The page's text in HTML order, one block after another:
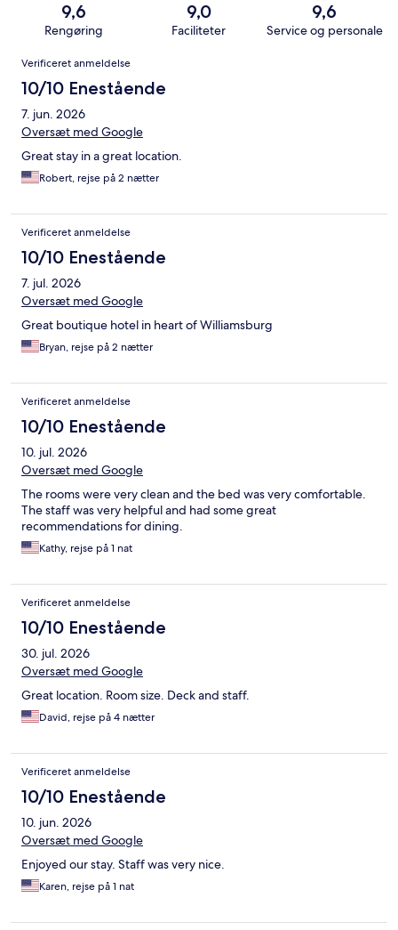
9,6
Rengøring
9,0
Faciliteter
9,6
Service og personale
Anmeldelser
Verificeret anmeldelse
10/10 Enestående
7. jun. 2026
Oversæt med Google
Great stay in a great location.
Robert, rejse på 2 nætter
Verificeret anmeldelse
10/10 Enestående
7. jul. 2026
Oversæt med Google
Great boutique hotel in heart of Williamsburg
Bryan, rejse på 2 nætter
Verificeret anmeldelse
10/10 Enestående
10. jul. 2026
Oversæt med Google
The rooms were very clean and the bed was very comfortable.
The staff was very helpful and had some great
recommendations for dining.
Kathy, rejse på 1 nat
Verificeret anmeldelse
10/10 Enestående
30. jul. 2026
Oversæt med Google
Great location. Room size. Deck and staff.
David, rejse på 4 nætter
Verificeret anmeldelse
10/10 Enestående
10. jun. 2026
Oversæt med Google
Enjoyed our stay. Staff was very nice.
Karen, rejse på 1 nat